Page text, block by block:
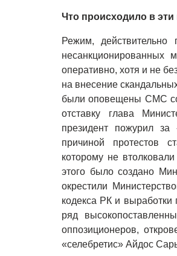
Что происходило в
Режим, действительно
несанкционированных
оперативно, хотя и не
на внесение
были оповещены СМС
отставку глава
президент пожурил за
причиной протестов
которому не
этого было создано
окрестили
кодекса РК и
ряд
оппозиционеров,
«селебретис» Айдос